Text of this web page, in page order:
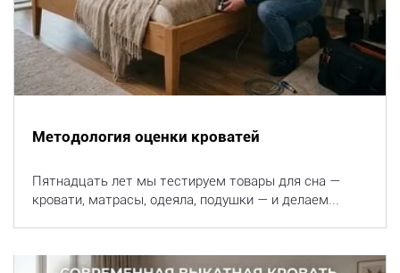
Методология оценки кроватей
Пятнадцать лет мы тестируем товары для сна —
кровати, матрасы, одеяла, подушки — и делаем...